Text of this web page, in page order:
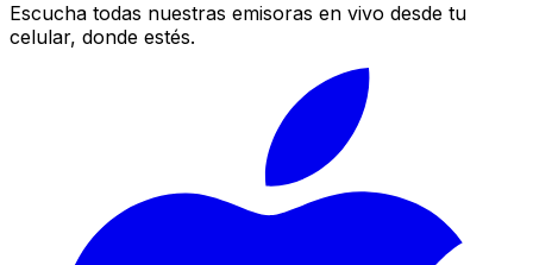
Escucha todas nuestras emisoras en vivo desde tu
celular, donde estés.